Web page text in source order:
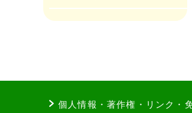
個人情報・著作権・リンク・